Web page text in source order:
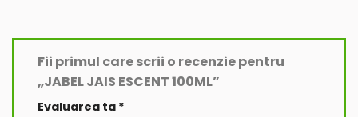
Fii primul care scrii o recenzie pentru
„JABEL JAIS ESCENT 100ML”
Evaluarea ta *